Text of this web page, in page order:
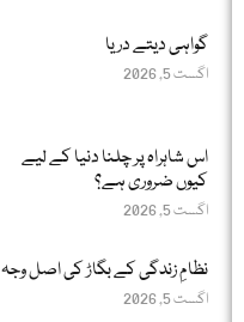
گواہی دیتے دریا
اگست 5, 2026
اس شاہراہ پر چلنا دنیا کے لیے
کیوں ضروری ہے؟
اگست 5, 2026
نظامِ زندگی کے بگاڑ کی اصل وجہ
اگست 5, 2026